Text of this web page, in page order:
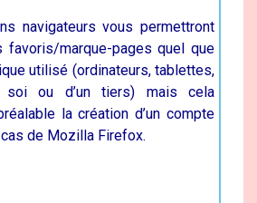
navigateurs vous permettront
favoris/marque-pages quel que
utilisé (ordinateurs, tablettes,
soi ou d’un tiers) mais cela
la création d’un compte
cas de Mozilla Firefox.